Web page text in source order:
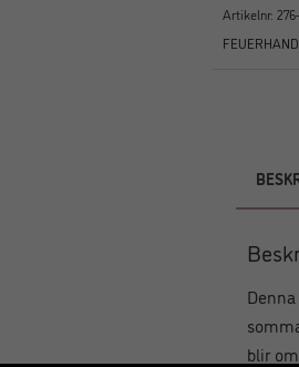
Artikelnr:
FEUERHAND
blir